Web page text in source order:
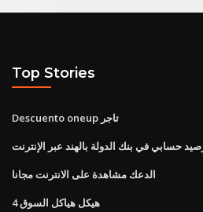
Top Stories
Descuento oneup تاجر
حسابي في بنك الدولة بالهند عبر الإنترنت
الدعك مشاهدة على الانترنت مجانا
4 هيكل هياكل السوق